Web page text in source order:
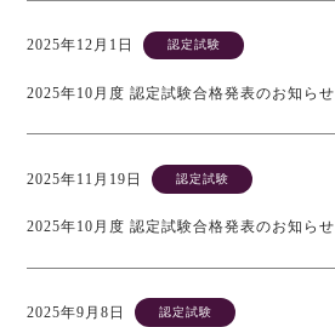
2025年12月1日 認定試験
2025年10月度 認定試験合格発表のお知らせ
2025年11月19日 認定試験
2025年10月度 認定試験合格発表のお知らせ
2025年9月8日 認定試験